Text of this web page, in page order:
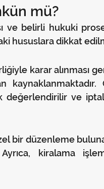
mü?
ve belirli hukuki
hususlara dikkat
karar alınması
kaynaklanmaktadır.
değerlendirilir ve
bir düzenleme
kiralama